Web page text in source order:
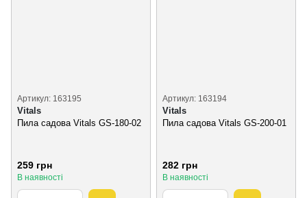
Артикул: 163195
Vitals
Пила садова Vitals GS-180-02
259 грн
В наявності
Артикул: 163194
Vitals
Пила садова Vitals GS-200-01
282 грн
В наявності